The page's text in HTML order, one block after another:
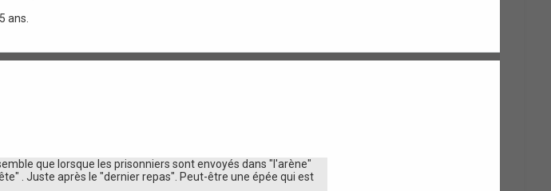
ans.
que lorsque les prisonniers sont envoyés dans "l'arène"
. Juste après le "dernier repas". Peut-être une épée qui est